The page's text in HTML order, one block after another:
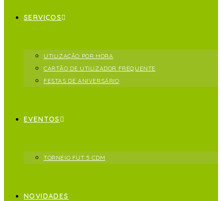
SERVIÇOS
UTILIZAÇÃO POR HORA
CARTÃO DE UTILIZADOR FREQUENTE
FESTAS DE ANIVERSÁRIO
EVENTOS
TORNEIO FUT 5 CDM
NOVIDADES